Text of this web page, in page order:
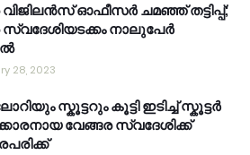
വിജിലൻസ് ഓഫീസർ ചമഞ്ഞ് തട്ടിപ്പ്;
സ്വദേശിയടക്കം നാലുപേർ
28, 2023
സ്കൂട്ടറും കൂട്ടി ഇടിച്ച് സ്കൂട്ടർ
വേങ്ങര സ്വദേശിക്ക്